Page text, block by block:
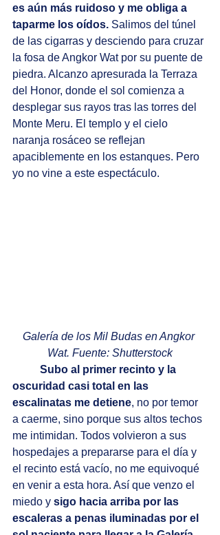
es aún más ruidoso y me obliga a
taparme los oídos. Salimos del túnel
de las cigarras y desciendo para cruzar
la fosa de Angkor Wat por su puente de
piedra. Alcanzo apresurada la Terraza
del Honor, donde el sol comienza a
desplegar sus rayos tras las torres del
Monte Meru. El templo y el cielo
naranja rosáceo se reflejan
apaciblemente en los estanques. Pero
yo no vine a este espectáculo.
Galería de los Mil Budas en Angkor
Wat. Fuente: Shutterstock
Subo al primer recinto y la
oscuridad casi total en las
escalinatas me detiene, no por temor
a caerme, sino porque sus altos techos
me intimidan. Todos volvieron a sus
hospedajes a prepararse para el día y
el recinto está vacío, no me equivoqué
en venir a esta hora. Así que venzo el
miedo y sigo hacia arriba por las
escaleras a penas iluminadas por el